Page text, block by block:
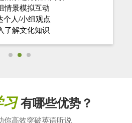
情景模拟互动
个人/小组观点
了解文化知识
有哪些优势？
你高效突破英语听说